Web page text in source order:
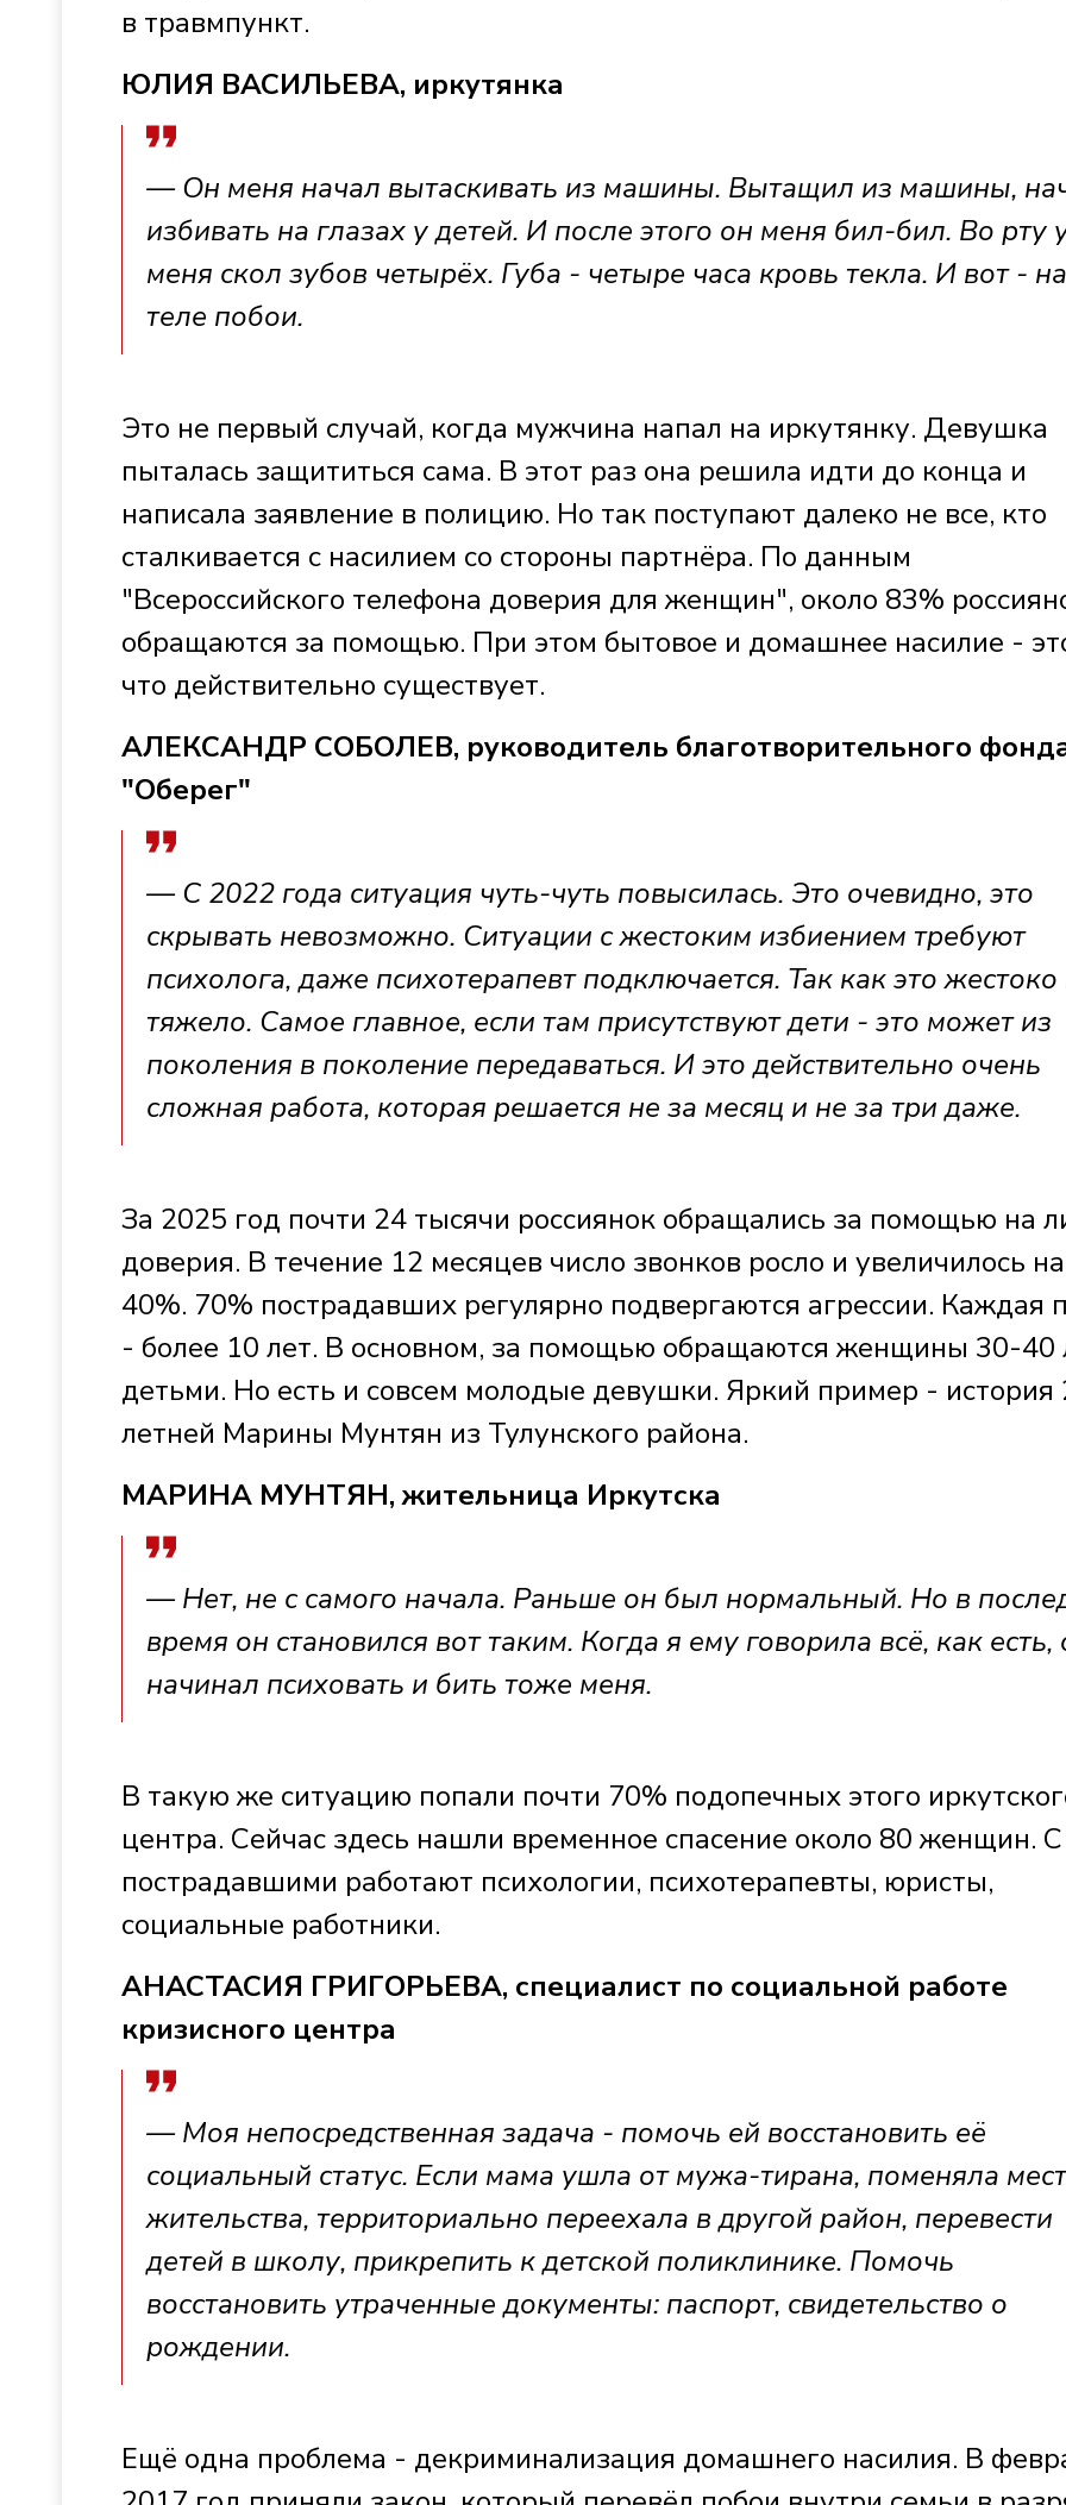
в травмпункт.
ЮЛИЯ ВАСИЛЬЕВА, иркутянка
— Он меня начал вытаскивать из машины. Вытащил из машины,
избивать на глазах у детей. И после этого он меня бил-бил. Во рту
меня скол зубов четырёх. Губа - четыре часа кровь текла. И вот - на
теле побои.
Это не первый случай, когда мужчина напал на иркутянку. Девушка
пыталась защититься сама. В этот раз она решила идти до конца и
написала заявление в полицию. Но так поступают далеко не все, кто
сталкивается с насилием со стороны партнёра. По данным
"Всероссийского телефона доверия для женщин", около 83%
обращаются за помощью. При этом бытовое и домашнее насилие -
что действительно существует.
АЛЕКСАНДР СОБОЛЕВ, руководитель благотворительного
"Оберег"
— С 2022 года ситуация чуть-чуть повысилась. Это очевидно, это
скрывать невозможно. Ситуации с жестоким избиением требуют
психолога, даже психотерапевт подключается. Так как это жестоко
тяжело. Самое главное, если там присутствуют дети - это может из
поколения в поколение передаваться. И это действительно очень
сложная работа, которая решается не за месяц и не за три даже.
За 2025 год почти 24 тысячи россиянок обращались за помощью на
доверия. В течение 12 месяцев число звонков росло и увеличилось на
40%. 70% пострадавших регулярно подвергаются агрессии. Каждая
- более 10 лет. В основном, за помощью обращаются женщины 30-40
детьми. Но есть и совсем молодые девушки. Яркий пример - история
летней Марины Мунтян из Тулунского района.
МАРИНА МУНТЯН, жительница Иркутска
— Нет, не с самого начала. Раньше он был нормальный. Но в
время он становился вот таким. Когда я ему говорила всё, как есть,
начинал психовать и бить тоже меня.
В такую же ситуацию попали почти 70% подопечных этого
центра. Сейчас здесь нашли временное спасение около 80 женщин. С
пострадавшими работают психологии, психотерапевты, юристы,
социальные работники.
АНАСТАСИЯ ГРИГОРЬЕВА, специалист по социальной работе
кризисного центра
— Моя непосредственная задача - помочь ей восстановить её
социальный статус. Если мама ушла от мужа-тирана, поменяла
жительства, территориально переехала в другой район, перевести
детей в школу, прикрепить к детской поликлинике. Помочь
восстановить утраченные документы: паспорт, свидетельство о
рождении.
Ещё одна проблема - декриминализация домашнего насилия. В